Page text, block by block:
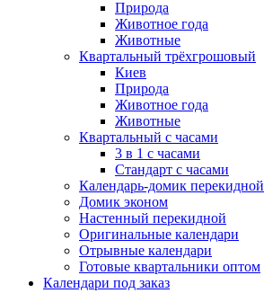
Природа
Животное года
Животные
Квартальный трёхгрошовый
Киев
Природа
Животное года
Животные
Квартальный с часами
3 в 1 с часами
Стандарт с часами
Календарь-домик перекидной
Домик эконом
Настенный перекидной
Оригинальные календари
Отрывные календари
Готовые квартальники оптом
Календари под заказ